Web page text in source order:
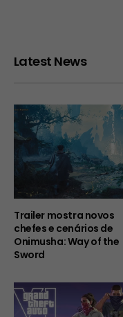
Latest News
Trailer mostra novos
chefes e cenários de
Onimusha: Way of the
Sword